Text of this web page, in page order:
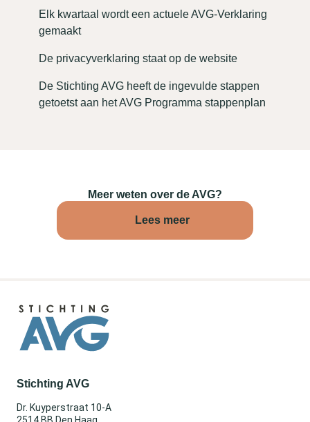
Elk kwartaal wordt een actuele AVG-Verklaring
gemaakt
De privacyverklaring staat op de website
De Stichting AVG heeft de ingevulde stappen
getoetst aan het AVG Programma stappenplan
Meer weten over de AVG?
Lees meer
Stichting AVG
Dr. Kuyperstraat 10-A